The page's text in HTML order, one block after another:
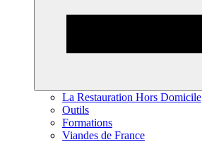
La Restauration Hors Domicile
Outils
Formations
Viandes de France